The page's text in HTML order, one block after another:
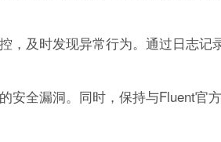
及时发现异常行为。通过日志记
全漏洞。同时，保持与Fluent官